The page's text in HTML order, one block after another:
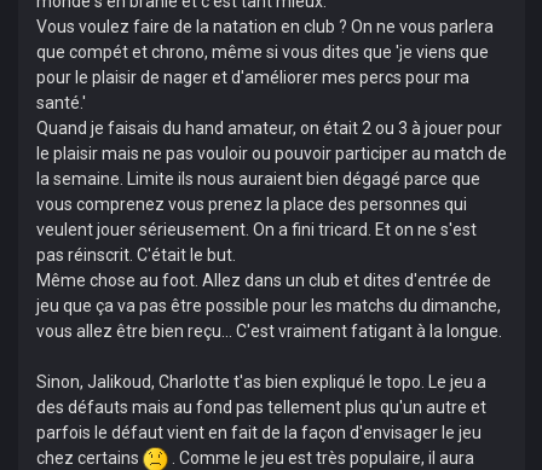
Vous voulez faire de la natation en club ? On ne vous parlera
que compét et chrono, même si vous dites que 'je viens que
pour le plaisir de nager et d'améliorer mes percs pour ma
santé.'
Quand je faisais du hand amateur, on était 2 ou 3 à jouer pour
le plaisir mais ne pas vouloir ou pouvoir participer au match de
la semaine. Limite ils nous auraient bien dégagé parce que
vous comprenez vous prenez la place des personnes qui
veulent jouer sérieusement. On a fini tricard. Et on ne s'est
pas réinscrit. C'était le but.
Même chose au foot. Allez dans un club et dites d'entrée de
jeu que ça va pas être possible pour les matchs du dimanche,
vous allez être bien reçu... C'est vraiment fatigant à la longue.
Sinon, Jalikoud, Charlotte t'as bien expliqué le topo. Le jeu a
des défauts mais au fond pas tellement plus qu'un autre et
parfois le défaut vient en fait de la façon d'envisager le jeu
chez certains
. Comme le jeu est très populaire, il aura